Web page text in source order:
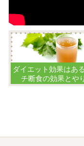
ダイエット効果はあ
チ断食の効果とや